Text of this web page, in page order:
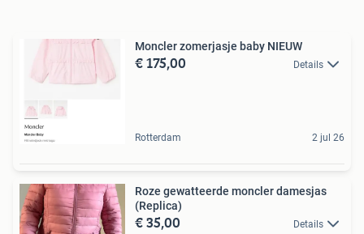
Moncler zomerjasje baby NIEUW
€ 175,00 Details
Rotterdam 2 jul 26
Roze gewatteerde moncler damesjas
(Replica)
€ 35,00 Details